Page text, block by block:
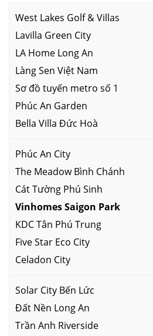
West Lakes Golf & Villas
Lavilla Green City
LA Home Long An
Làng Sen Việt Nam
Sơ đồ tuyến metro số 1
Phúc An Garden
Bella Villa Đức Hoà
Phúc An City
The Meadow Bình Chánh
Cát Tường Phú Sinh
Vinhomes Saigon Park
KDC Tân Phú Trung
Five Star Eco City
Celadon City
Solar City Bến Lức
Đất Nền Long An
Trần Anh Riverside